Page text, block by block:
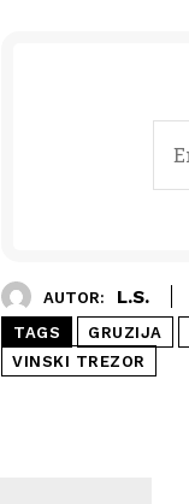
AUTOR: L.S.
TAGS GRUZIJA
VINSKI TREZOR